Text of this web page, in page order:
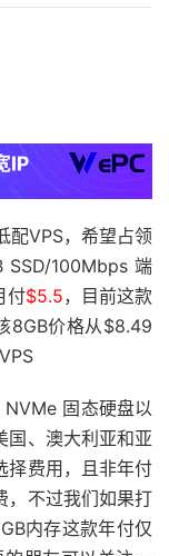
配VPS，希望占领
100Mbps 端
付$5.5，目前这款
8GB价格从$8.49
固态硬盘以
国、澳大利亚和亚
择费用，且非年付
，不过我们如果打
内存这款年付仅